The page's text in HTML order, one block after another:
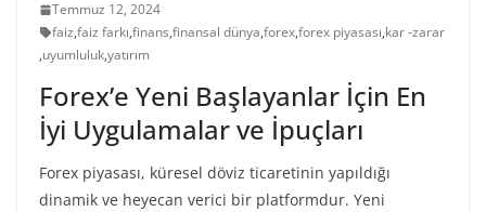
Temmuz 12, 2024
faiz,faiz farkı,finans,finansal dünya,forex,forex piyasası,kar -zarar
,uyumluluk,yatırım
Forex’e Yeni Başlayanlar İçin En
İyi Uygulamalar ve İpuçları
Forex piyasası, küresel döviz ticaretinin yapıldığı
dinamik ve heyecan verici bir platformdur. Yeni